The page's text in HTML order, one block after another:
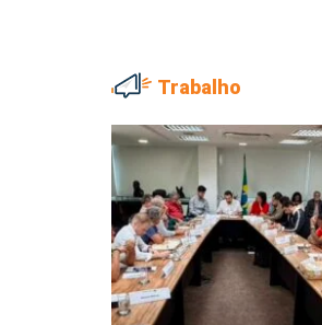
Trabalho
NILTON NECO
Sindec: 94 anos de união e
MARIA AUXILIADORA
Agosto Lilás: todos e todas no
combate à...